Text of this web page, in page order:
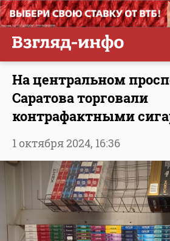
На центральном
Саратова торговали
контрафактными
1 октября 2024, 16:36